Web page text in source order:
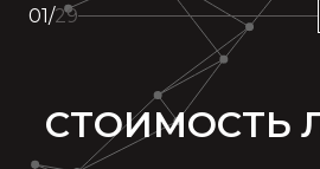
01/29
СТОИМОСТЬ